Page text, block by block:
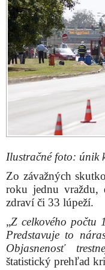
„Z celkového počtu
Predstavuje to
Objasnenosť
štatistický prehľad
Medzi „významné
roku zaradilo OO
systému v
hypermarkete Tesco
, ako aj
Malatinského.
Zdieľajte článok:
X
ARCHÍVNE
Vlaňajšok bol podľa
trestných činov klesol o
NAKA obvinila
zadržanými sú aj